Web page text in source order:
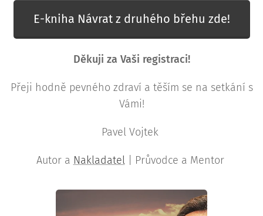
E-kniha Návrat z druhého břehu zde!
Děkuji za Vaši registraci!
Přeji hodně pevného zdraví a těším se na setkání s
Vámi!
Pavel Vojtek
Autor a Nakladatel| Průvodce a Mentor